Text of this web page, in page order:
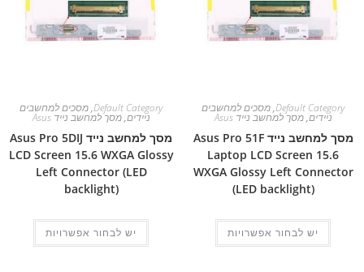
Default Category
,מסכים למחשבים
ניידים,מסך למחשב נייד Asus
מסך למחשב נייד Asus Pro 51F
Laptop LCD Screen 15.6
WXGA Glossy Left Connector
(LED backlight)
יש לבחור אפשרויות
Default Category
,מסכים למחשבים
ניידים,מסך למחשב נייד Asus
מסך למחשב נייד Asus Pro 5DIJ
LCD Screen 15.6 WXGA Glossy
Left Connector (LED
backlight)
יש לבחור אפשרויות